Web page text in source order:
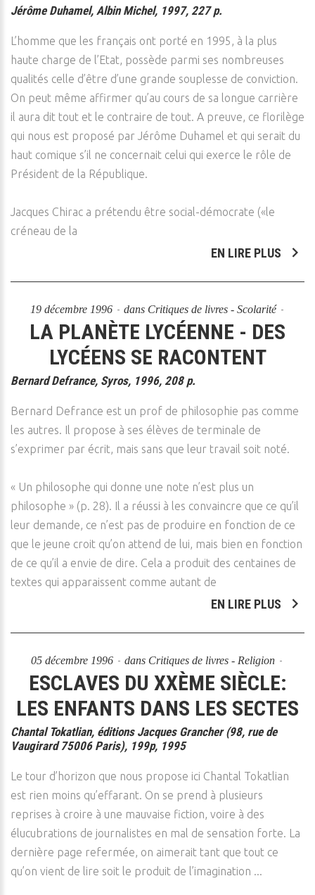
Jérôme Duhamel, Albin Michel, 1997, 227 p.
L’homme que les français ont porté en 1995, à la plus
haute charge de l’Etat, possède parmi ses nombreuses
qualités celle d’être d’une grande souplesse de conviction.
On peut même affirmer qu’au cours de sa longue carrière
il aura dit tout et le contraire de tout. A preuve, ce florilège
qui nous est proposé par Jérôme Duhamel et qui serait du
haut comique s’il ne concernait celui qui exerce le rôle de
Président de la République.
Jacques Chirac a prétendu être social-démocrate («le
créneau de la
EN LIRE PLUS
19 décembre 1996 dans Critiques de livres - Scolarité
LA PLANÈTE LYCÉENNE - DES
LYCÉENS SE RACONTENT
Bernard Defrance, Syros, 1996, 208 p.
Bernard Defrance est un prof de philosophie pas comme
les autres. Il propose à ses élèves de terminale de
s’exprimer par écrit, mais sans que leur travail soit noté.
« Un philosophe qui donne une note n’est plus un
philosophe » (p. 28). Il a réussi à les convaincre que ce qu’il
leur demande, ce n’est pas de produire en fonction de ce
que le jeune croit qu’on attend de lui, mais bien en fonction
de ce qu’il a envie de dire. Cela a produit des centaines de
textes qui apparaissent comme autant de
EN LIRE PLUS
05 décembre 1996 dans Critiques de livres - Religion
ESCLAVES DU XXÈME SIÈCLE:
LES ENFANTS DANS LES SECTES
Chantal Tokatlian, éditions Jacques Grancher (98, rue de
Vaugirard 75006 Paris), 199p, 1995
Le tour d’horizon que nous propose ici Chantal Tokatlian
est rien moins qu’effarant. On se prend à plusieurs
reprises à croire à une mauvaise fiction, voire à des
élucubrations de journalistes en mal de sensation forte. La
dernière page refermée, on aimerait tant que tout ce
qu’on vient de lire soit le produit de l’imagination ...